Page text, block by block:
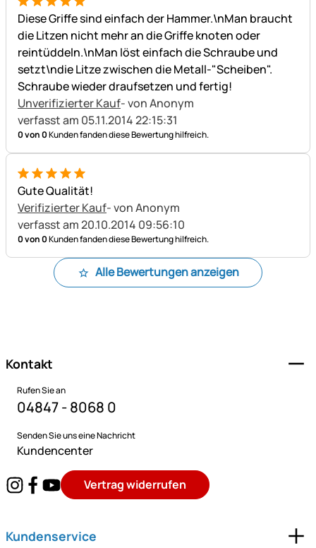
5 von 5
Diese Griffe sind einfach der Hammer.\nMan braucht
die Litzen nicht mehr an die Griffe knoten oder
reintüddeln.\nMan löst einfach die Schraube und
setzt\ndie Litze zwischen die Metall-"Scheiben".
Schraube wieder draufsetzen und fertig!
Unverifizierter Kauf- von Anonym
verfasst am 05.11.2014 22:15:31
0 von 0Kunden fanden diese Bewertung hilfreich.
5 von 5
Gute Qualität!
Verifizierter Kauf- von Anonym
verfasst am 20.10.2014 09:56:10
0 von 0Kunden fanden diese Bewertung hilfreich.
Alle Bewertungen anzeigen
Kontakt
Rufen Sie an
04847 - 8068 0
Senden Sie uns eine Nachricht
Kundencenter
Vertrag widerrufen
Kundenservice